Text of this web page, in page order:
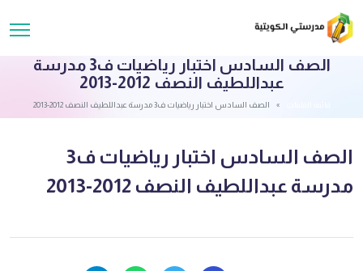
الصف السادس اختبار رياضيات ف3 مدرسة
عبداللطيف النصف 2012-2013
الصف السادس اختبار رياضيات ف3 مدرسة عبداللطيف النصف 2012-2013
الصف السادس اختبار رياضيات ف3
مدرسة عبداللطيف النصف 2012-2013